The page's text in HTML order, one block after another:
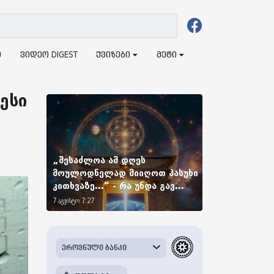
ვიდეო DIGEST ქვიზები მეტი
„შესაძლოა ამ დღეს
მოულოდნელად მიიღოთ პასუხი
კითხვაზე...“ - რა უნდა გავ...
7 აგვისტო 7:27